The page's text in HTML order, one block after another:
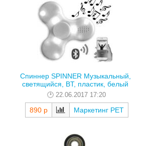
Спиннер SPINNER Музыкальный,
светящийся, BT, пластик, белый
22.06.2017 17:20
890 р Маркетинг РЕТ